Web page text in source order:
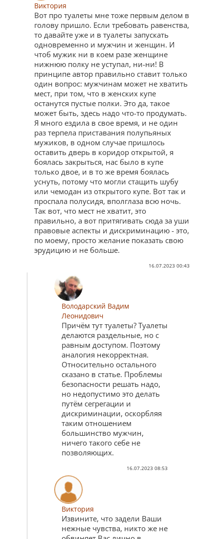
Виктория
Вот про туалеты мне тоже первым делом в
голову пришло. Если требовать равенства,
то давайте уже и в туалеты запускать
одновременно и мужчин и женщин. И
чтоб мужик ни в коем разе женщине
нижнюю полку не уступал, ни-ни! В
принципе автор правильно ставит только
один вопрос: мужчинам может не хватить
мест, при том, что в женских купе
останутся пустые полки. Это да, такое
может быть, здесь надо что-то продумать.
Я много ездила в свое время, и не один
раз терпела приставания полупьяных
мужиков, в одном случае пришлось
оставить дверь в коридор открытой, я
боялась закрыться, нас было в купе
только двое, и в то же время боялась
уснуть, потому что могли стащить шубу
или чемодан из открытого купе. Вот так и
проспала полусидя, вполглаза всю ночь.
Так вот, что мест не хватит, это
правильно, а вот притягивать сюда за уши
правовые аспекты и дискриминацию - это,
по моему, просто желание показать свою
эрудицию и не больше.
16.07.2023 00:43
Володарский Вадим
Леонидович
Причём тут туалеты? Туалеты
делаются раздельные, но с
равным доступом. Поэтому
аналогия некорректная.
Относительно остального
сказано в статье. Проблемы
безопасности решать надо,
но недопустимо это делать
путём сегрегации и
дискриминации, оскорбляя
таким отношением
большинство мужчин,
ничего такого себе не
позволяющих.
16.07.2023 08:53
Виктория
Извините, что задели Ваши
нежные чувства, никто же не